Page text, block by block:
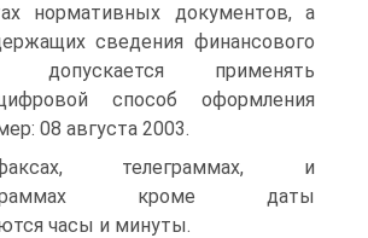
нормативных документов, а
сведения финансового
допускается применять
цифровой способ оформления
08 августа 2003.
телеграммах, и
кроме даты
часы и минуты.